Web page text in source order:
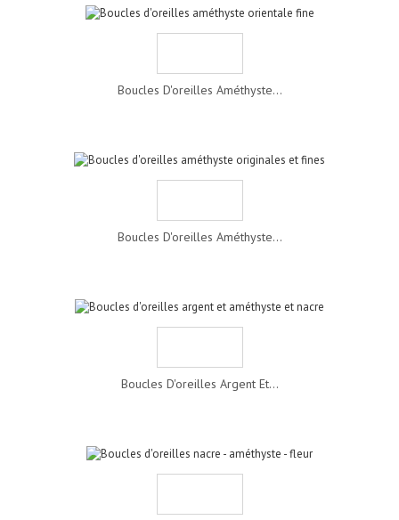
Boucles D'oreilles Améthyste...
Boucles D'oreilles Améthyste...
Boucles D'oreilles Argent Et...